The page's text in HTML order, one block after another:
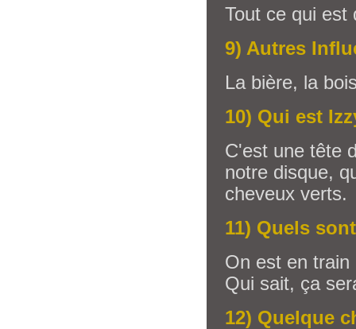
Tout ce qui est
9) Autres
La bière, la
10) Qui est
C'est une tête
notre disque,
cheveux verts.
11) Quels
On est en train
Qui sait, ça
12) Quelque